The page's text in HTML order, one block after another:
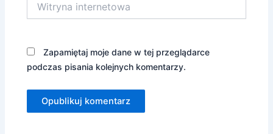
internetowa
Zapamiętaj moje dane w tej przeglądarce
podczas pisania kolejnych komentarzy.